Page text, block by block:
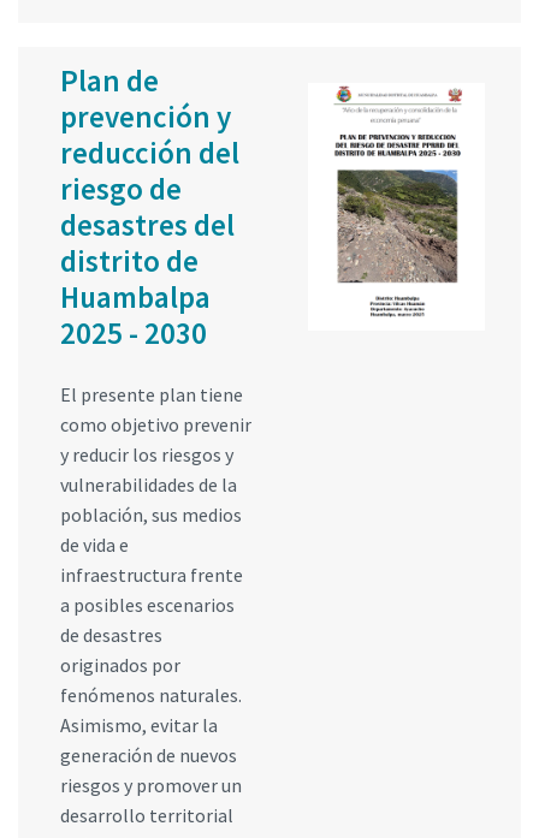
Plan de
prevención y
reducción del
riesgo de
desastres del
distrito de
Huambalpa
2025 - 2030
El presente plan tiene
como objetivo prevenir
y reducir los riesgos y
vulnerabilidades de la
población, sus medios
de vida e
infraestructura frente
a posibles escenarios
de desastres
originados por
fenómenos naturales.
Asimismo, evitar la
generación de nuevos
riesgos y promover un
desarrollo territorial